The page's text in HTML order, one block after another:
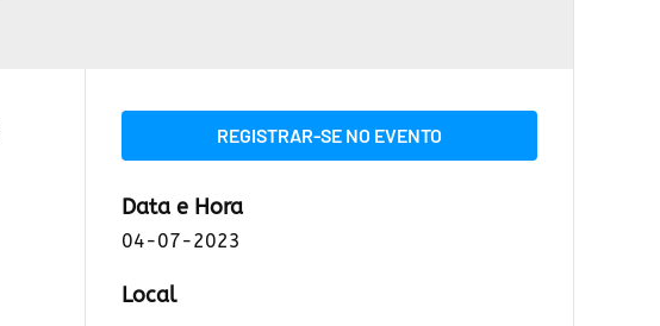
REGISTRAR-SE NO EVENTO
Data e Hora
04-07-2023
Local